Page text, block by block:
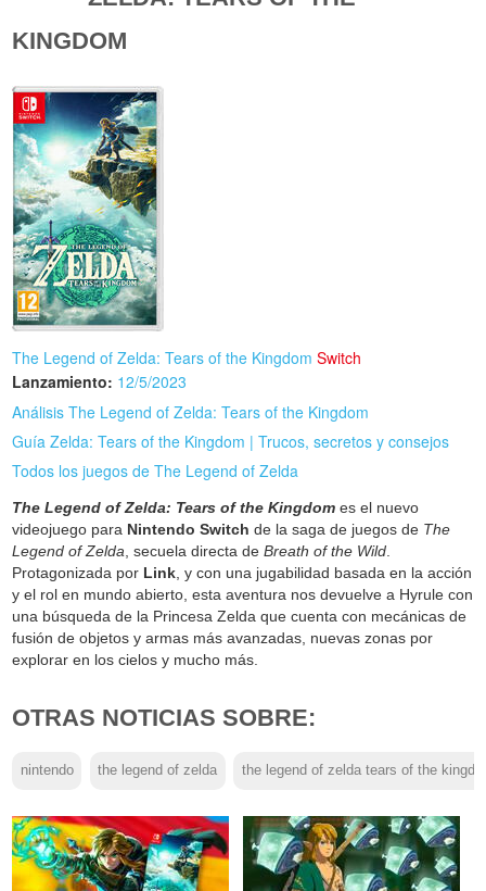
KINGDOM
The Legend of Zelda: Tears of the Kingdom Switch
Lanzamiento: 12/5/2023
Análisis The Legend of Zelda: Tears of the Kingdom
Guía Zelda: Tears of the Kingdom | Trucos, secretos y consejos
Todos los juegos de The Legend of Zelda
The Legend of Zelda: Tears of the Kingdom es el nuevo
videojuego para Nintendo Switch de la saga de juegos de The
Legend of Zelda , secuela directa deBreath of the Wild
Protagonizada por Link , y con una jugabilidad basada en la acción
y el rol en mundo abierto, esta aventura nos devuelve a Hyrule con
una búsqueda de la Princesa Zelda que cuenta con mecánicas de
fusión de objetos y armas más avanzadas, nuevas zonas por
explorar en los cielos y mucho más.
OTRAS NOTICIAS SOBRE:
nintendo the legend of zelda the legend of zelda tears of the